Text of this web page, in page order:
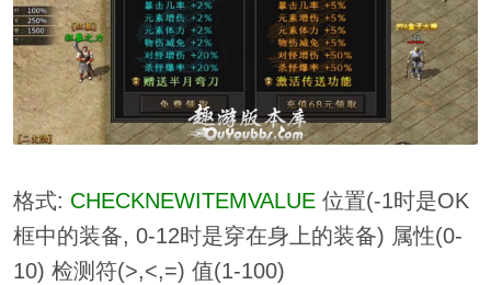
格式: CHECKNEWITEMVALUE位置(-1时是OK
框中的装备, 0-12时是穿在身上的装备) 属性(0-
10) 检测符(>,<,=) 值(1-100)